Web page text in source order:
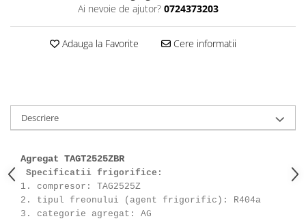
Ai nevoie de ajutor? 0724373203
Adauga la Favorite Cere informatii
Descriere
Agregat TAGT2525ZBR
Specificatii frigorifice:
1. compresor: TAG2525Z
2. tipul freonului (agent frigorific): R404a
3. categorie agregat: AG